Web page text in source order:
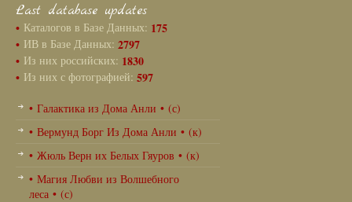
Last database updates
• Каталогов в Базе Данных: 175
• ИВ в Базе Данных: 2797
• Из них российских: 1830
• Из них с фотографией: 597
• Галактика из Дома Анли • (с)
• Вермунд Борг Из Дома Анли • (к)
• Жюль Верн их Белых Гяуров • (к)
• Магия Любви из Волшебного
леса • (с)